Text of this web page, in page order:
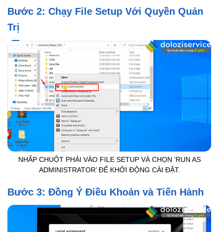
Bước 2: Chạy File Setup Với Quyền Quản
Trị
NHẤP CHUỘT PHẢI VÀO FILE SETUP VÀ CHỌN ‘RUN AS
ADMINISTRATOR’ ĐỂ KHỞI ĐỘNG CÀI ĐẶT.
Bước 3: Đồng Ý Điều Khoản và Tiến Hành